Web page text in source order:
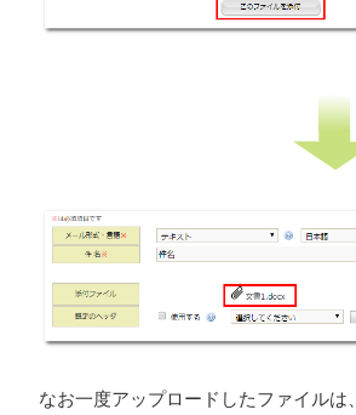
なお一度アップロードしたファイルは